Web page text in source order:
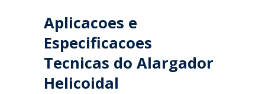
Aplicacoes e
Especificacoes
Tecnicas do Alargador
Helicoidal